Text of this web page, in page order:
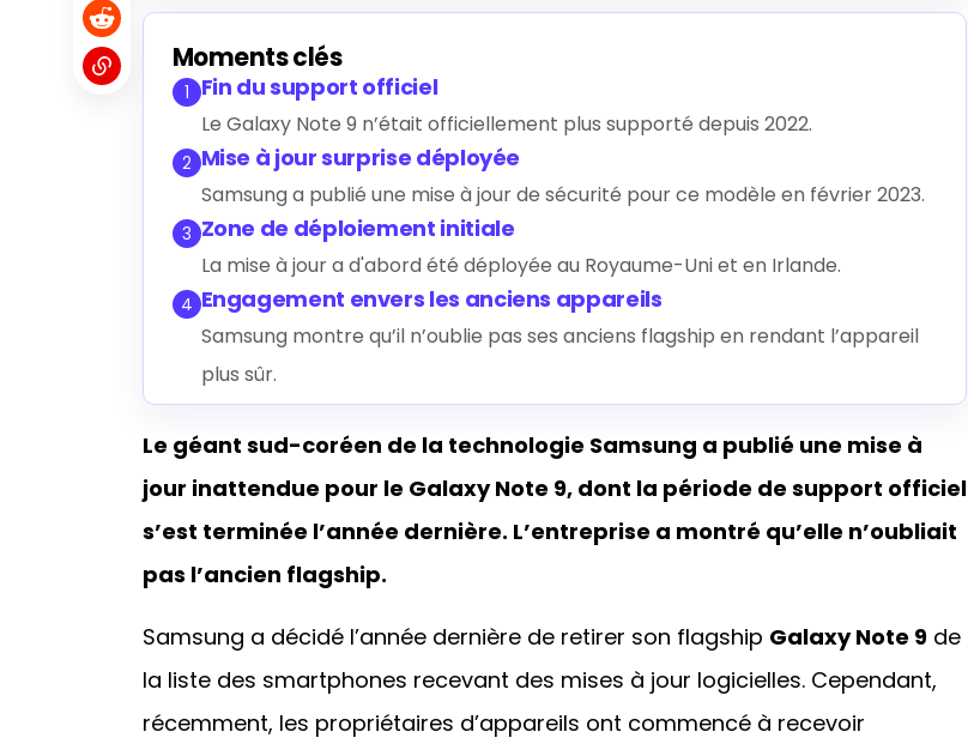
Moments clés
1 Fin du support officiel
Le Galaxy Note 9 n’était officiellement plus supporté depuis 2022.
2 Mise à jour surprise déployée
Samsung a publié une mise à jour de sécurité pour ce modèle en février 2023.
3 Zone de déploiement initiale
La mise à jour a d'abord été déployée au Royaume-Uni et en Irlande.
4 Engagement envers les anciens appareils
Samsung montre qu’il n’oublie pas ses anciens flagship en rendant l’appareil
plus sûr.
Le géant sud-coréen de la technologie Samsung a publié une mise à
jour inattendue pour le Galaxy Note 9, dont la période de support officiel
s’est terminée l’année dernière. L’entreprise a montré qu’elle n’oubliait
pas l’ancien flagship.
Samsung a décidé l’année dernière de retirer son flagship Galaxy Note 9de
la liste des smartphones recevant des mises à jour logicielles. Cependant,
récemment, les propriétaires d’appareils ont commencé à recevoir